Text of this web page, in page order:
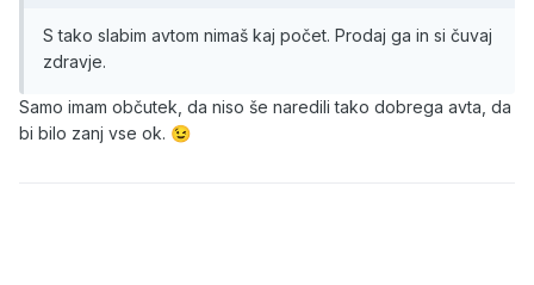
S tako slabim avtom nimaš kaj počet. Prodaj ga in si čuvaj
zdravje.
Samo imam občutek, da niso še naredili tako dobrega avta, da
bi bilo zanj vse ok. 😉